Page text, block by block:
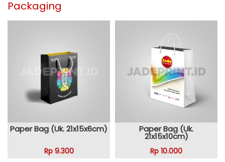
Packaging
Paper Bag (Uk. 21x15x6cm)
Rp 9.300
Paper Bag (Uk.
21x15x10cm)
Rp 10.000